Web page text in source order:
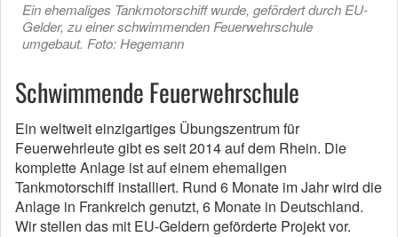
Ein ehemaliges Tankmotorschiff wurde, gefördert durch EU-
Gelder, zu einer schwimmenden Feuerwehrschule
umgebaut. Foto: Hegemann
Schwimmende Feuerwehrschule
Ein weltweit einzigartiges Übungszentrum für
Feuerwehrleute gibt es seit 2014 auf dem Rhein. Die
komplette Anlage ist auf einem ehemaligen
Tankmotorschiff installiert. Rund 6 Monate im Jahr wird die
Anlage in Frankreich genutzt, 6 Monate in Deutschland.
Wir stellen das mit EU-Geldern geförderte Projekt vor.